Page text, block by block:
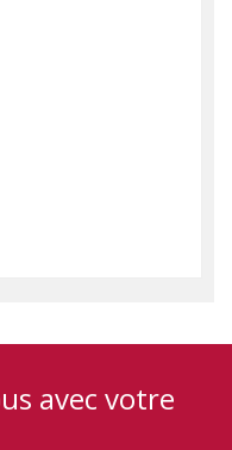
avec votre